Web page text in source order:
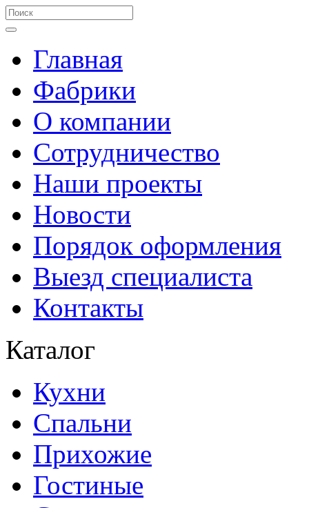
Главная
Фабрики
О компании
Сотрудничество
Наши проекты
Новости
Порядок оформления
Выезд специалиста
Контакты
Каталог
Кухни
Спальни
Прихожие
Гостиные